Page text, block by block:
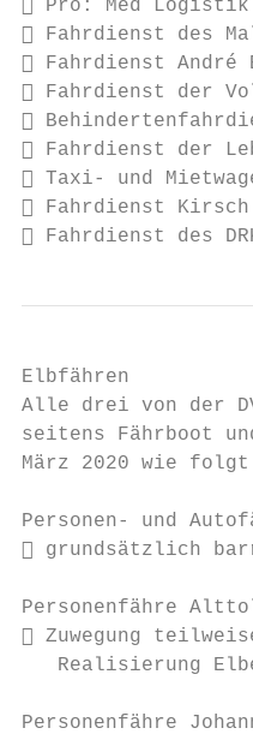
 Pro: Med Logistik
 Fahrdienst des
 Fahrdienst André
 Fahrdienst der

 Fahrdienst der
 Taxi- und
 Fahrdienst Kirsch
 Fahrdienst des
Elbfähren
Alle drei von der
seitens Fährboot
März 2020 wie
Personen- und
 grundsätzlich
Personenfähre
 Zuwegung
Realisierung
Personenfähre